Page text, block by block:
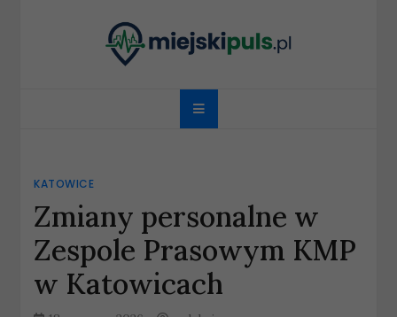
miejskipuls.pl
KATOWICE
Zmiany personalne w
Zespole Prasowym KMP
w Katowicach